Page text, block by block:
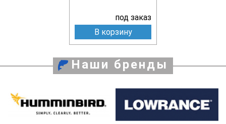
под заказ
В корзину
Наши бренды